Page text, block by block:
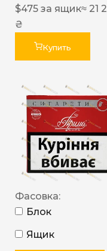
$475 за ящик≈ 21
₴
Купить
Фасовка:
Блок
Ящик